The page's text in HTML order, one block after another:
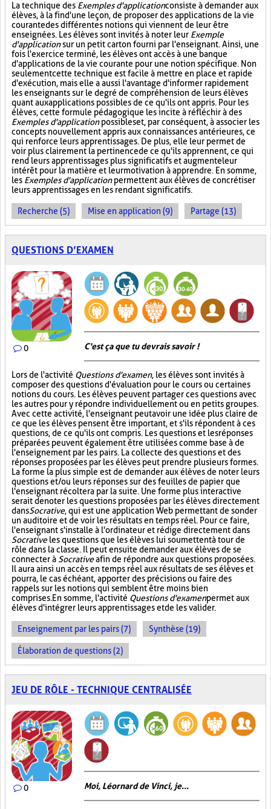
La technique des Exemples d'applicationconsiste à demander aux
élèves, à la fin d'une leçon, de proposer des applications de la vie
courante des différentes notions qui viennent de leur être
enseignées. Les élèves sont invités à noter leur Exemple
d'applicationsur un petit carton fourni par l'enseignant. Ainsi, une
fois l'exercice terminé, les élèves ont accès à une banque
d'applications de la vie courante pour une notion spécifique. Non
seulement cette technique est facile à mettre en place et rapide
d'exécution, mais elle a aussi l'avantage d'informer rapidement
les enseignants sur le degré de compréhension de leurs élèves
quant aux applications possibles de ce qu'ils ont appris. Pour les
élèves, cette formule pédagogique les incite à réfléchir à des
Exemples d'applicationpossibles et, par conséquent, à associer les
concepts nouvellement appris aux connaissances antérieures, ce
qui renforce leurs apprentissages. De plus, elle leur permet de
voir plus clairement la pertinence de ce qu'ils apprennent, ce qui
rend leurs apprentissages plus significatifs et augmente leur
intérêt pour la matière et leur motivation à apprendre. En somme,
les Exemples d'applicationpermettent aux élèves de concrétiser
leurs apprentissages en les rendant significatifs.
Recherche (5) Mise en application (9) Partage (13)
QUESTIONS D’EXAMEN
0 C'est ça que tu devrais savoir !
Lors de l'activité Questions d'examen, les élèves sont invités à
composer des questions d'évaluation pour le cours ou certaines
notions du cours. Les élèves peuvent partager ces questions avec
les autres pour y répondre individuellement ou en petits groupes.
Avec cette activité, l'enseignant peut avoir une idée plus claire de
ce que les élèves pensent être important, et s'ils répondent à ces
questions, de ce qu'ils ont compris. Les questions et les réponses
préparées peuvent également être utilisées comme base à de
l'enseignement par les pairs. La collecte des questions et des
réponses proposées par les élèves peut prendre plusieurs formes.
La forme la plus simple est de demander aux élèves de noter leurs
questions et/ou leurs réponses sur des feuilles de papier que
l'enseignant récoltera par la suite. Une forme plus interactive
serait de noter les questions proposées par les élèves directement
dansSocrative, qui est une application Web permettant de sonder
un auditoire et de voir les résultats en temps réel. Pour ce faire,
l'enseignant s'installe à l'ordinateur et rédige directement dans
Socrativeles questions que les élèves lui soumettent à tour de
rôle dans la classe. Il peut ensuite demander aux élèves de se
connecter à Socrativeafin de répondre aux questions proposées.
Il aura ainsi un accès en temps réel aux résultats de ses élèves et
pourra, le cas échéant, apporter des précisions ou faire des
rappels sur les notions qui semblent être moins bien
comprises. En somme, l'activité Questions d'examenpermet aux
élèves d'intégrer leurs apprentissages et de les valider.
Enseignement par les pairs (7) Synthèse (19)
Élaboration de questions (2)
JEU DE RÔLE - TECHNIQUE CENTRALISÉE
0 Moi, Léornard de Vinci, je...